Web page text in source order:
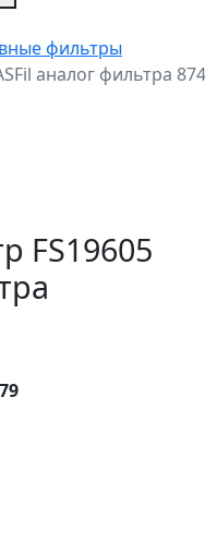
фильтры
аналог фильтра
FS19605